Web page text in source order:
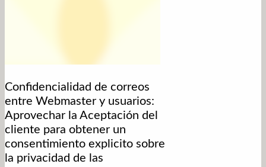
Confidencialidad de correos
entre Webmaster y usuarios:
Aprovechar la Aceptación del
cliente para obtener un
consentimiento explicito sobre
la privacidad de las